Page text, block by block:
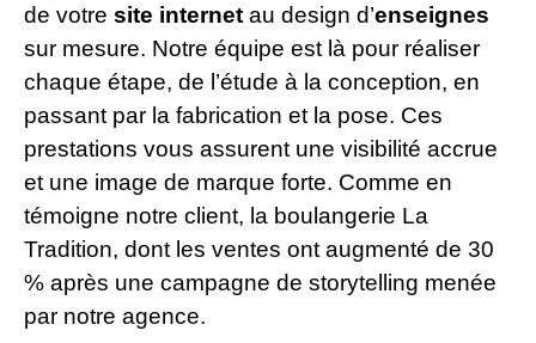
de votre site internet au design d’enseignes
sur mesure. Notre équipe est là pour réaliser
chaque étape, de l’étude à la conception, en
passant par la fabrication et la pose. Ces
prestations vous assurent une visibilité accrue
et une image de marque forte. Comme en
témoigne notre client, la boulangerie La
Tradition, dont les ventes ont augmenté de 30
% après une campagne de storytelling menée
par notre agence.